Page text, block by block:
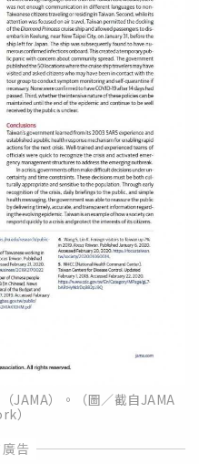
JAMA）。（圖／截自JAMA
）